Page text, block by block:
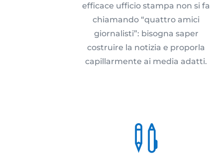
efficace ufficio stampa non si fa
chiamando “quattro amici
giornalisti”: bisogna saper
costruire la notizia e proporla
capillarmente ai media adatti.
